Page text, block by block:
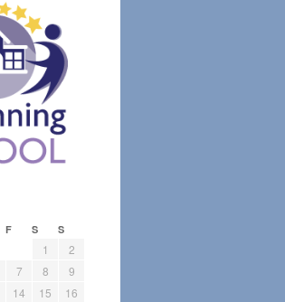
F S S
1
2
7 8
9
14 15
16